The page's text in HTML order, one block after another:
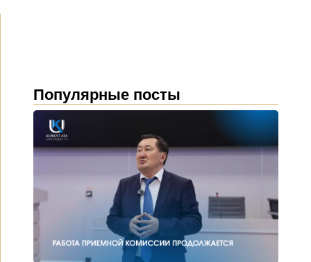
Популярные посты